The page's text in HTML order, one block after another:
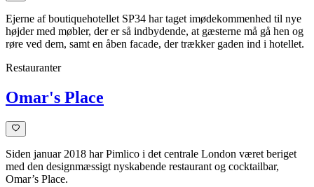
Ejerne af boutiquehotellet SP34 har taget imødekommenhed til nye
højder med møbler, der er så indbydende, at gæsterne må gå hen og
røre ved dem, samt en åben facade, der trækker gaden ind i hotellet.
Restauranter
Omar's Place
Siden januar 2018 har Pimlico i det centrale London været beriget
med den designmæssigt nyskabende restaurant og cocktailbar,
Omar’s Place.